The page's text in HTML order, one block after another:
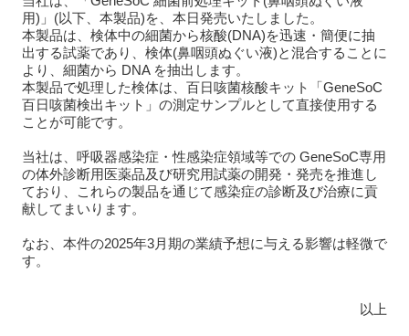
用)」(以下、本製品)を、本日発売いたしました。
本製品は、検体中の細菌から核酸(DNA)を迅速・簡便に抽
出する試薬であり、検体(鼻咽頭ぬぐい液)と混合することに
より、細菌から DNA を抽出します。
本製品で処理した検体は、百日咳菌核酸キット「GeneSoC
百日咳菌検出キット」の測定サンプルとして直接使用する
ことが可能です。
当社は、呼吸器感染症・性感染症領域等での GeneSoC専用
の体外診断用医薬品及び研究用試薬の開発・発売を推進し
ており、これらの製品を通じて感染症の診断及び治療に貢
献してまいります。
なお、本件の2025年3月期の業績予想に与える影響は軽微で
す。
以上